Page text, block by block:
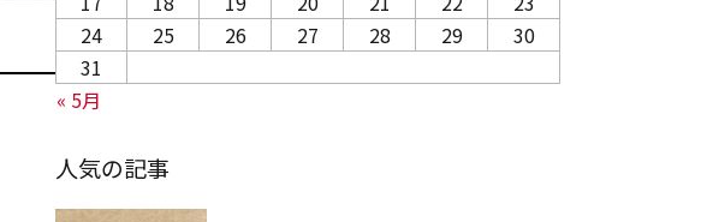
« 5月
24
25 26 27 28 29
30
31
人気の記事